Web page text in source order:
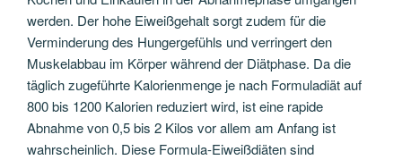
werden. Der hohe Eiweißgehalt sorgt zudem für die
Verminderung des Hungergefühls und verringert den
Muskelabbau im Körper während der Diätphase. Da die
täglich zugeführte Kalorienmenge je nach Formuladiät auf
800 bis 1200 Kalorien reduziert wird, ist eine rapide
Abnahme von 0,5 bis 2 Kilos vor allem am Anfang ist
wahrscheinlich. Diese Formula-Eiweißdiäten sind